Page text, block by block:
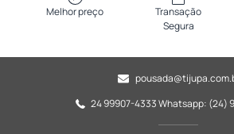
Melhor preço
Transação
Segura
24 99907-4333 Whatsapp: (24)